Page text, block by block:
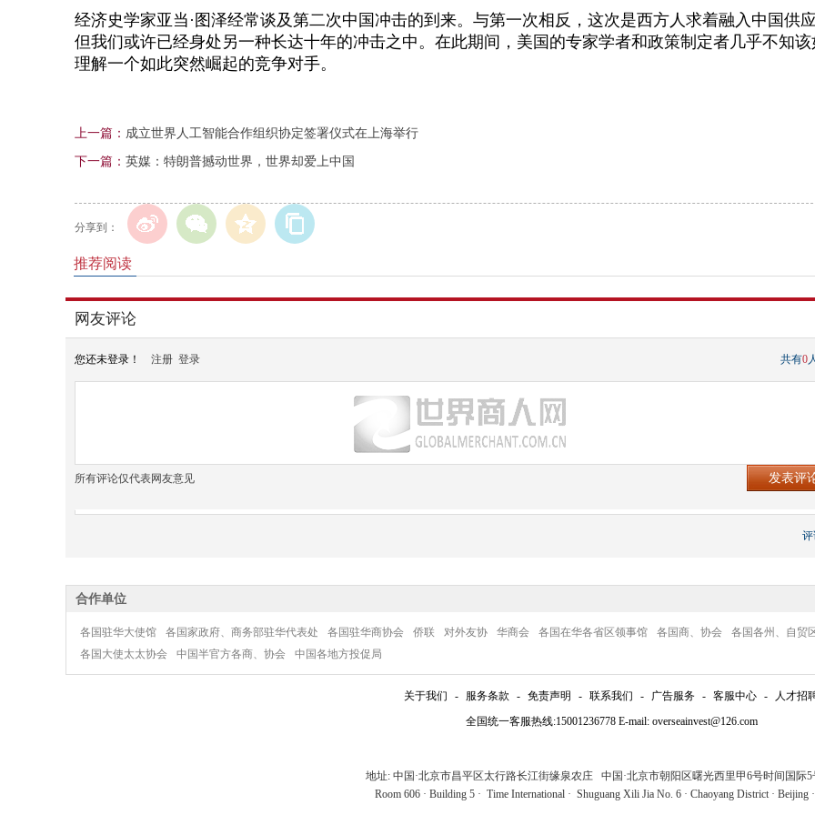
经济史学家亚当 ·图泽经常谈及第二次中国冲击的到来。与第一次相反，这次是西方人求着融入中国供应
但我们或许已经身处另一种长达十年的冲击之中。在此期间，美国的专家学者和政策制定者几乎不知该
理解一个如此突然崛起的竞争对手。
上一篇： 成立世界人工智能合作组织协定签署仪式在上海举行
下一篇： 英媒：特朗普撼动世界，世界却爱上中国
分享到：
推荐阅读
网友评论
您还未登录！ 注册 登录 共有0
所有评论仅代表网友意见
合作单位
各国驻华大使馆 各国家政府、商务部驻华代表处 各国驻华商协会 侨联 对外友协 华商会 各国在华各省区领事馆 各国商、协会 各国各州、自贸
各国大使太太协会
中国半官方各商、协会 中国各地方投促局
关于我们 - 服务条款 - 免责声明 - 联系我们 - 广告服务 - 客服中心 -
人才招
全国统一客服热线:15001236778 E-mail: overseainvest@126.com
地址: 中国·北京市昌平区太行路长江街缘泉农庄 中国·北京市朝阳区曙光西里甲6号时间国际5
Room 606 · Building 5 · Time International · Shuguang Xili Jia No. 6 · Chaoyang District · Beijing